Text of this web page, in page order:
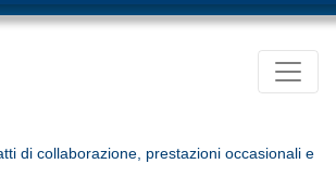
di collaborazione, prestazioni occasionali e